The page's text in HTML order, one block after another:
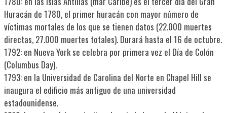
Huracán de 1780, el primer huracán con mayor número de
víctimas mortales de los que se tienen datos (22.000 muertes
directas, 27.000 muertes totales). Durará hasta el 16 de octubre.
1792: en Nueva York se celebra por primera vez el Día de Colón
(Columbus Day).
1793: en la Universidad de Carolina del Norte en Chapel Hill se
inaugura el edificio más antiguo de una universidad
estadounidense.